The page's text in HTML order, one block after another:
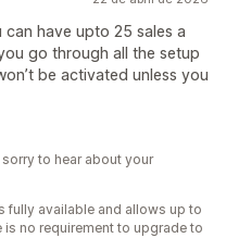
can have upto 25 sales a
go through all the setup
be activated unless you
to hear about your
fully available and allows up to
no requirement to upgrade to